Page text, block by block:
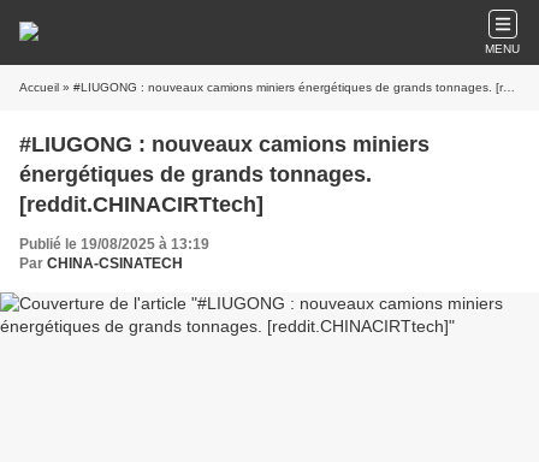
MENU
Accueil » #LIUGONG : nouveaux camions miniers énergétiques de grands tonnages. [reddit.CHINACIRTtech]
#LIUGONG : nouveaux camions miniers
énergétiques de grands tonnages.
[reddit.CHINACIRTtech]
Publié le 19/08/2025 à 13:19
Par CHINA-CSINATECH